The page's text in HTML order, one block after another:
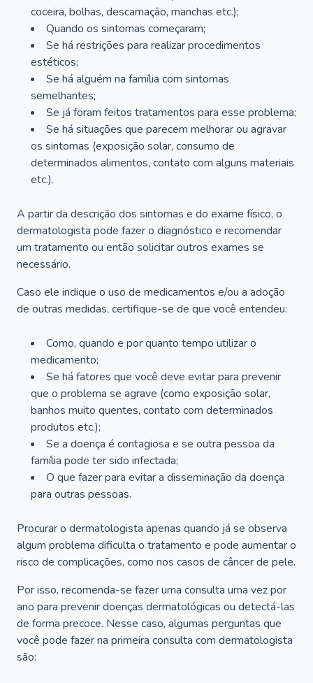
coceira, bolhas, descamação, manchas etc.);
Quando os sintomas começaram;
Se há restrições para realizar procedimentos
estéticos;
Se há alguém na família com sintomas
semelhantes;
Se já foram feitos tratamentos para esse problema;
Se há situações que parecem melhorar ou agravar
os sintomas (exposição solar, consumo de
determinados alimentos, contato com alguns materiais
etc.).
A partir da descrição dos sintomas e do exame físico, o
dermatologista pode fazer o diagnóstico e recomendar
um tratamento ou então solicitar outros exames se
necessário.
Caso ele indique o uso de medicamentos e/ou a adoção
de outras medidas, certifique-se de que você entendeu:
Como, quando e por quanto tempo utilizar o
medicamento;
Se há fatores que você deve evitar para prevenir
que o problema se agrave (como exposição solar,
banhos muito quentes, contato com determinados
produtos etc.);
Se a doença é contagiosa e se outra pessoa da
família pode ter sido infectada;
O que fazer para evitar a disseminação da doença
para outras pessoas.
Procurar o dermatologista apenas quando já se observa
algum problema dificulta o tratamento e pode aumentar o
risco de complicações, como nos casos de câncer de pele.
Por isso, recomenda-se fazer uma consulta uma vez por
ano para prevenir doenças dermatológicas ou detectá-las
de forma precoce. Nesse caso, algumas perguntas que
você pode fazer na primeira consulta com dermatologista
são: